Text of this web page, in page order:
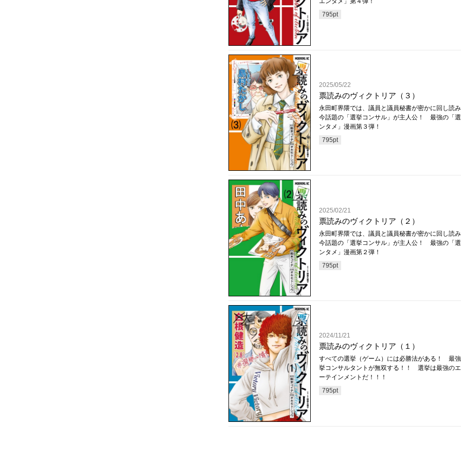
795pt
2025/05/22
票読みのヴィクトリア（３）
永田町界隈では、議員と議員秘書が密かに回し
今話題の「選挙コンサル」が主人公！ 最強の「
ンタメ」漫画第３弾！
795pt
2025/02/21
票読みのヴィクトリア（２）
永田町界隈では、議員と議員秘書が密かに回し
今話題の「選挙コンサル」が主人公！ 最強の「
ンタメ」漫画第２弾！
795pt
2024/11/21
票読みのヴィクトリア（１）
すべての選挙（ゲーム）には必勝法がある！ 最
挙コンサルタントが無双する！！ 選挙は最強の
ーテインメントだ！！！
795pt